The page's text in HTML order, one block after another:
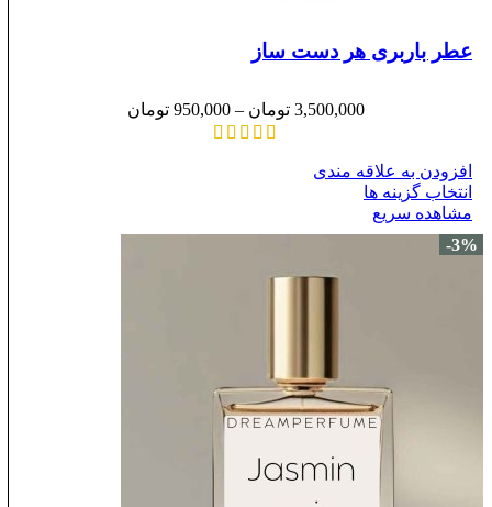
عطر باربری هر دست ساز
3,500,000 تومان –
950,000 تومان
افزودن به علاقه مندی
انتخاب گزینه ها
مشاهده سریع
-3%